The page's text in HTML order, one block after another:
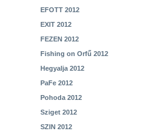
EFOTT 2012
EXIT 2012
FEZEN 2012
Fishing on Orfű 2012
Hegyalja 2012
PaFe 2012
Pohoda 2012
Sziget 2012
SZIN 2012